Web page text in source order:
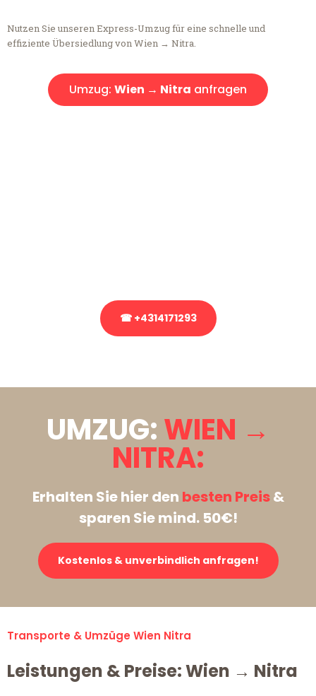
Nutzen Sie unseren Express-Umzug für eine schnelle und
effiziente Übersiedlung von Wien → Nitra.
Umzug: Wien → Nitra anfragen
☎ +4314171293
UMZUG:WIEN →
NITRA:
Erhalten Sie hier den besten Preis&
sparen Sie mind. 50€!
Kostenlos & unverbindlich anfragen!
Transporte & Umzüge Wien Nitra
Leistungen & Preise: Wien → Nitra